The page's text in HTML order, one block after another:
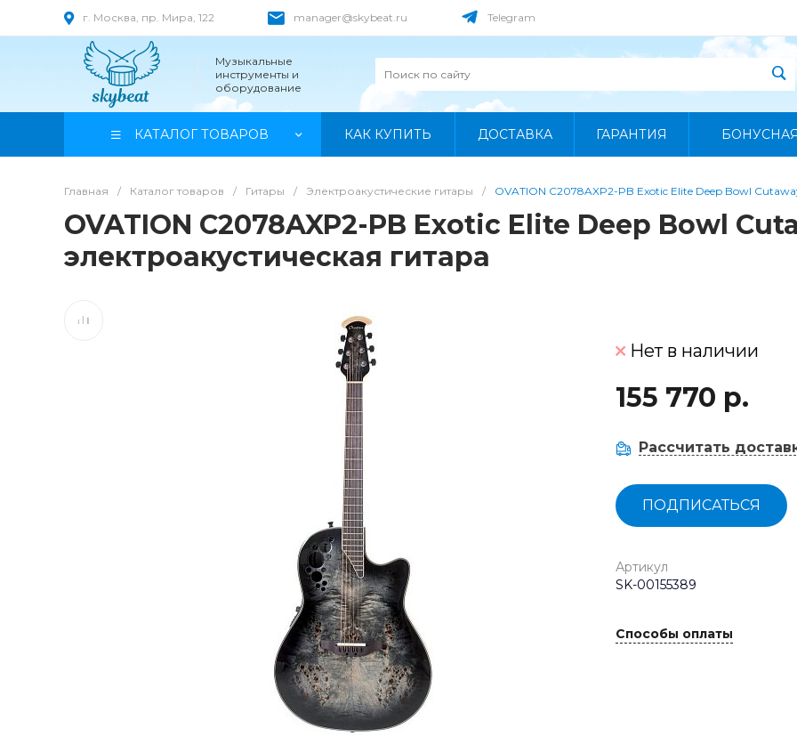
г. Москва, пр. Мира, 122 manager@skybeat.ru Telegram
Музыкальные
инструменты и
оборудование
КАТАЛОГ ТОВАРОВ КАК КУПИТЬ ДОСТАВКА ГАРАНТИЯ
Главная / Каталог товаров / Гитары / Электроакустические гитары / OVATION C2078AXP2-PB Exotic Elite Deep Bowl
OVATION C2078AXP2-PB Exotic Elite Deep Bowl
электроакустическая гитара
Нет в наличии
155 770 р.
Рассчитать
ПОДПИСАТЬСЯ
Артикул
SK-00155389
Способы оплаты